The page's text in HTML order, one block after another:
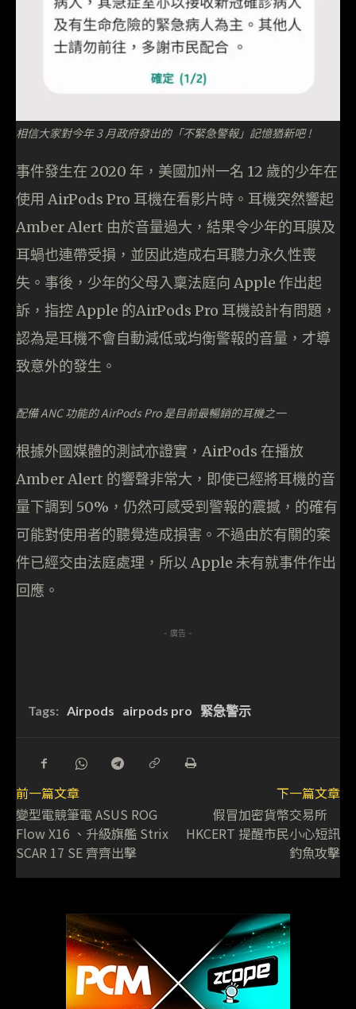
相信大家對今年 3 月政府發出的「不緊急警報」記憶猶新吧 !
事件發生在 2020 年，美國加州一名 12 歲的少年在
使用 AirPods Pro 耳機在看影片時。耳機突然響起
Amber Alert 由於音量過大，結果令少年的耳膜及
耳蝸也連帶受損，並因此造成右耳聽力永久性喪
失。事後，少年的父母入稟法庭向 Apple 作出起
訴，指控 Apple 的AirPods Pro 耳機設計有問題，
認為是耳機不會自動減低或均衡警報的音量，才導
致意外的發生。
配備 ANC 功能的 AirPods Pro 是目前最暢銷的耳機之一
根據外國媒體的測試亦證實，AirPods 在播放
Amber Alert 的響聲非常大，即使已經將耳機的音
量下調到 50%，仍然可感受到警報的震撼，的確有
可能對使用者的聽覺造成損害。不過由於有關的案
件已經交由法庭處理，所以 Apple 未有就事件作出
回應。
- 廣告 -
Tags: Airpods airpods pro 緊急警示
前一篇文章
變型電競筆電 ASUS ROG
Flow X16 、升級旗艦 Strix
SCAR 17 SE 齊齊出擊
下一篇文章
假冒加密貨幣交易所
HKCERT 提醒市民小心短訊
釣魚攻擊